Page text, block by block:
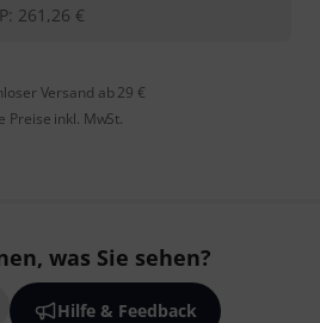
261,26 €
Versand ab 29 €
Preise inkl. MwSt.
was Sie sehen?
Hilfe & Feedback